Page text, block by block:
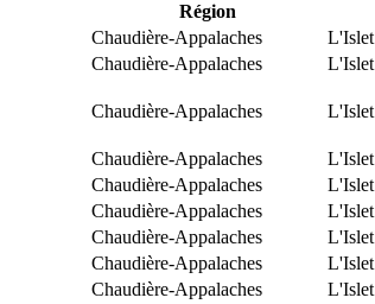
Région
Chaudière-Appalaches
L'Islet
Chaudière-Appalaches
L'Islet
Chaudière-Appalaches L'Islet
Chaudière-Appalaches
L'Islet
Chaudière-Appalaches
L'Islet
Chaudière-Appalaches
L'Islet
Chaudière-Appalaches
L'Islet
Chaudière-Appalaches
L'Islet
Chaudière-Appalaches
L'Islet